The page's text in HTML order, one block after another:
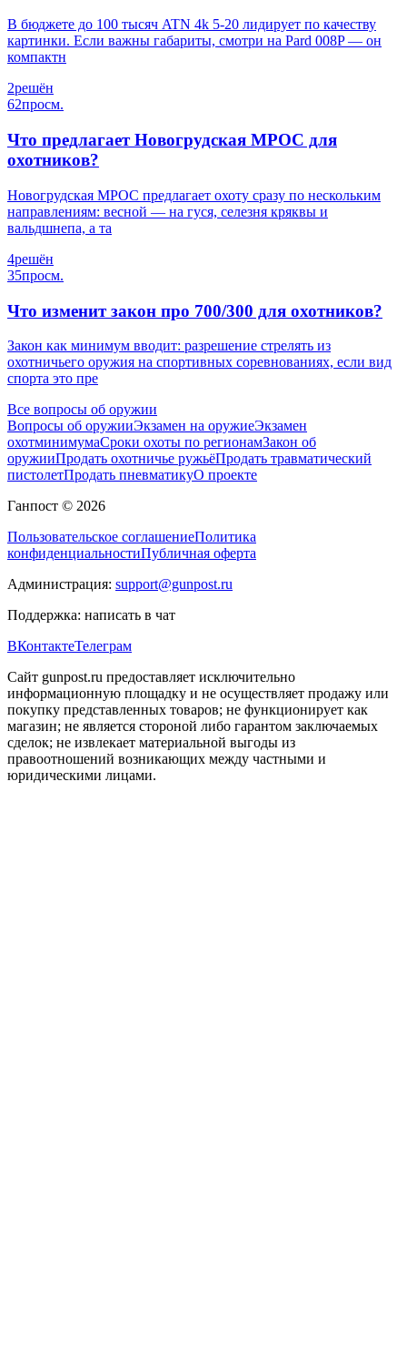
В бюджете до 100 тысяч ATN 4k 5-20 лидирует по качеству
картинки. Если важны габариты, смотри на Pard 008P — он
компактн
2решён
62просм.
Что предлагает Новогрудская МРОС для
охотников?
Новогрудская МРОС предлагает охоту сразу по нескольким
направлениям: весной — на гуся, селезня кряквы и
вальдшнепа, а та
4решён
35просм.
Что изменит закон про 700/300 для охотников?
Закон как минимум вводит: разрешение стрелять из
охотничьего оружия на спортивных соревнованиях, если вид
спорта это пре
Все вопросы об оружии
Вопросы об оружииЭкзамен на оружиеЭкзамен
охотминимумаСроки охоты по регионамЗакон об
оружииПродать охотничье ружьёПродать травматический
пистолетПродать пневматикуО проекте
Ганпост © 2026
Пользовательское соглашениеПолитика
конфиденциальностиПубличная оферта
Администрация: support@gunpost.ru
Поддержка: написать в чат
ВКонтактеТелеграм
Сайт gunpost.ru предоставляет исключительно
информационную площадку и не осуществляет продажу или
покупку представленных товаров; не функционирует как
магазин; не является стороной либо гарантом заключаемых
сделок; не извлекает материальной выгоды из
правоотношений возникающих между частными и
юридическими лицами.